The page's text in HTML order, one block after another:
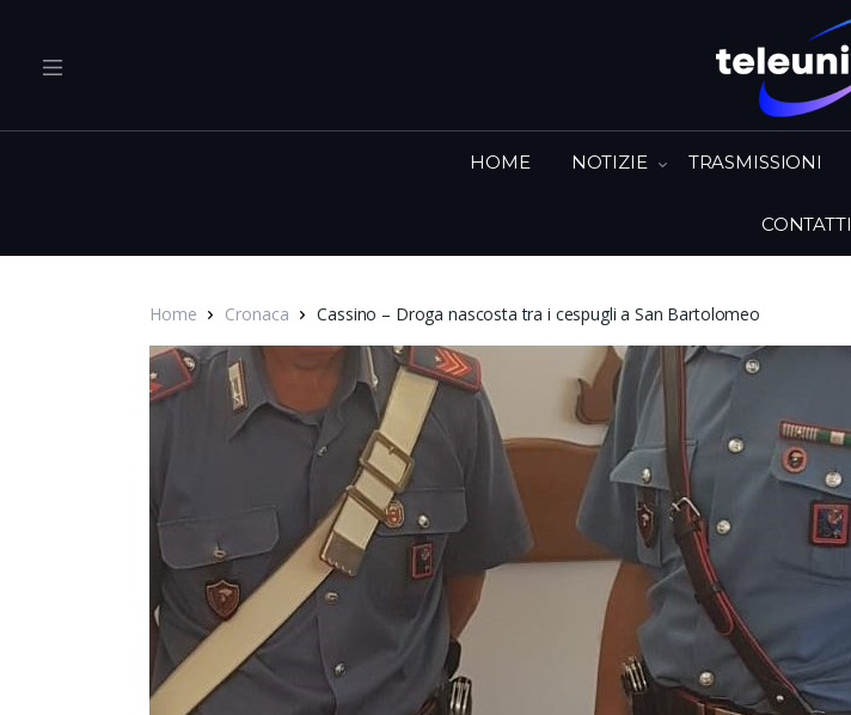
HOME NOTIZIE TRASMISSIONI
CONTATTI
Home Cronaca Cassino – Droga nascosta tra i cespugli a San Bartolomeo